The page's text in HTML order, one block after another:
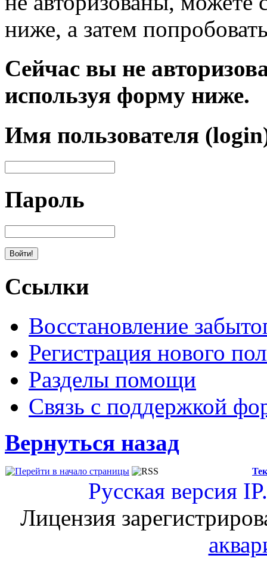
ниже, а затем
Сейчас вы не
используя форму ниже.
Имя пользователя
Пароль
Ссылки
Восстановление
Регистрация нового
Разделы помощи
Связь с поддержкой
Вернуться назад
Русская версия
Лицензия